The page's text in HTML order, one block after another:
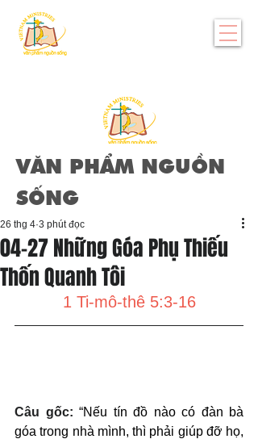
VĂN PHẨM NGUỒN
SỐNG
04-27 Những Góa Phụ Thiếu
Thốn Quanh Tôi
26 thg 4 3 phút đọc
1 Ti-mô-thê 5:3-16
Câu gốc: “Nếu tín đồ nào có đàn bà
góa trong nhà mình, thì phải giúp đỡ họ,